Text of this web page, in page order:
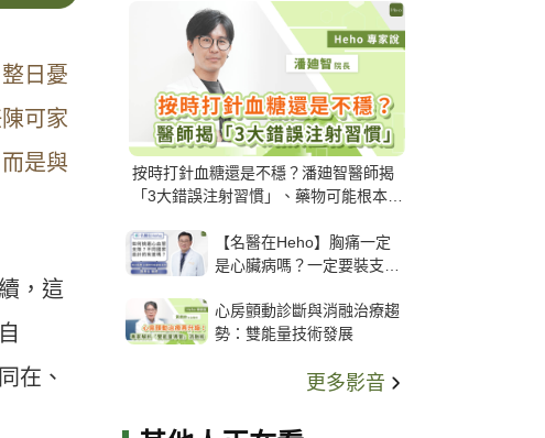
日憂
可家
是與
，這
在、
按時打針血糖還是不穩？潘廸智醫師揭
「3大錯誤注射習慣」、藥物可能根本沒
【名醫在Heho】胸痛一定
是心臟病嗎？一定要裝支
解析支架種類、風險與選擇
關鍵
心房顫動診斷與消融治療趨
勢：雙能量技術發展
更多影音